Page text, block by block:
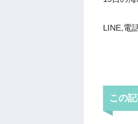
LINE,電
この